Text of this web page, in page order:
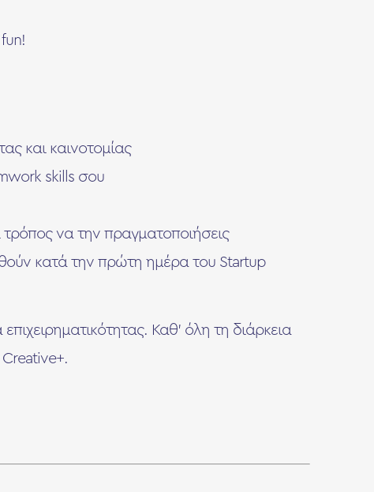
και καινοτομίας
skills σου
να την πραγματοποιήσεις
κατά την πρώτη ημέρα του Startup
Καθ’ όλη τη διάρκεια